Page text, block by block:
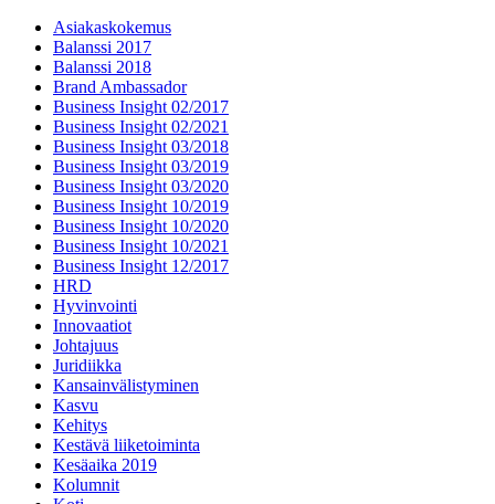
Asiakaskokemus
Balanssi 2017
Balanssi 2018
Brand Ambassador
Business Insight 02/2017
Business Insight 02/2021
Business Insight 03/2018
Business Insight 03/2019
Business Insight 03/2020
Business Insight 10/2019
Business Insight 10/2020
Business Insight 10/2021
Business Insight 12/2017
HRD
Hyvinvointi
Innovaatiot
Johtajuus
Juridiikka
Kansainvälistyminen
Kasvu
Kehitys
Kestävä liiketoiminta
Kesäaika 2019
Kolumnit